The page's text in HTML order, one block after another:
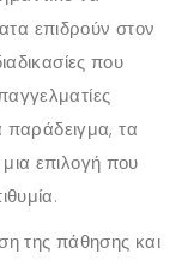
επιδρούν στον
που
παράδειγμα, τα
μια επιλογή που
της πάθησης και